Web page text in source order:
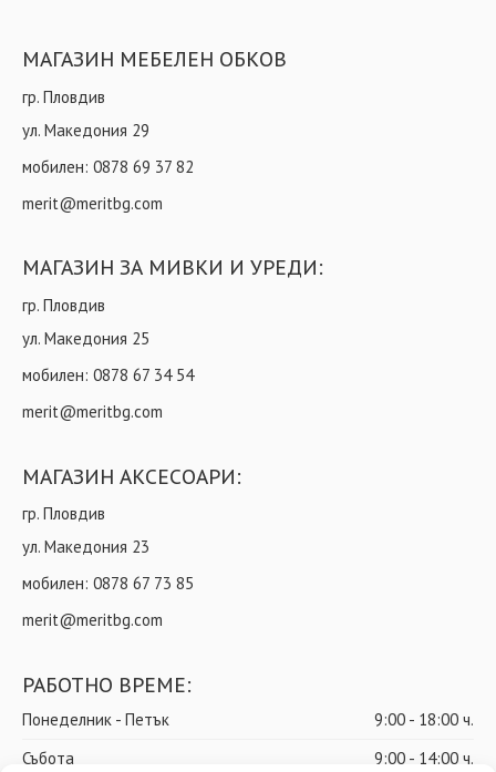
МАГАЗИН МЕБЕЛЕН ОБКОВ
гр. Пловдив
ул. Македония 29
мобилен: 0878 69 37 82
merit@meritbg.com
МАГАЗИН ЗА МИВКИ И УРЕДИ:
гр. Пловдив
ул. Македония 25
мобилен: 0878 67 34 54
merit@meritbg.com
МАГАЗИН АКСЕСОАРИ:
гр. Пловдив
ул. Македония 23
мобилен: 0878 67 73 85
merit@meritbg.com
РАБОТНО ВРЕМЕ:
Понеделник - Петък
9:00 - 18:00 ч.
Събота
9:00 - 14:00 ч.